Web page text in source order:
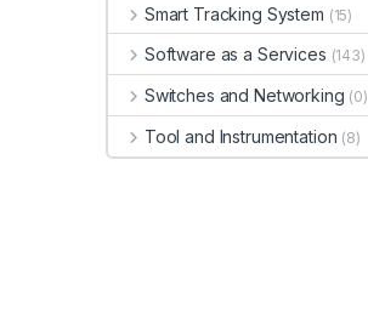
Smart Tracking System (15)
Software as a Services (143)
Switches and Networking (0)
Tool and Instrumentation (8)